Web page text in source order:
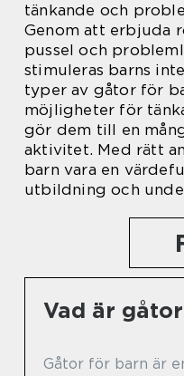
tänkande och
Genom att erbjuda
pussel och
stimuleras barns
typer av gåtor för
möjligheter för
gör dem till en
aktivitet. Med rätt
barn vara en
utbildning och
Vad är
Gåtor för barn är